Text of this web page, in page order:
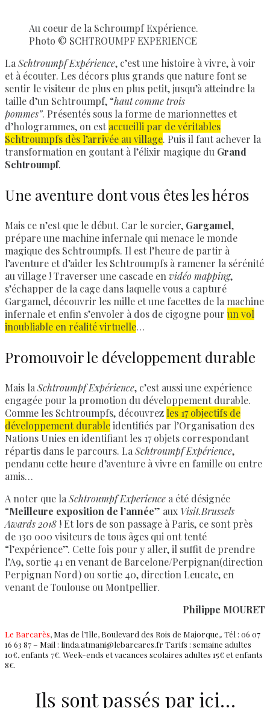
Au coeur de la Schroumpf Expérience.
Photo © SCHTROUMPF EXPERIENCE
La Schtroumpf Expérience, c’est une histoire à vivre, à voir
et à écouter. Les décors plus grands que nature font se
sentir le visiteur de plus en plus petit, jusqu’à atteindre la
taille d’un Schtroumpf, “haut comme trois
pommes”. Présentés sous la forme de marionnettes et
d’hologrammes, on est accueilli par de véritables
Schtroumpfs dès l’arrivée au village. Puis il faut achever la
transformation en goutant à l’élixir magique du Grand
Schtroumpf.
Une aventure dont vous êtes les héros
Mais ce n’est que le début. Car le sorcier, Gargamel,
prépare une machine infernale qui menace le monde
magique des Schtroumpfs. Il est l’heure de partir à
l’aventure et d’aider les Schtroumpfs à ramener la sérénité
au village ! Traverser une cascade en vidéo mapping,
s’échapper de la cage dans laquelle vous a capturé
Gargamel, découvrir les mille et une facettes de la machine
infernale et enfin s’envoler à dos de cigogne pour un vol
inoubliable en réalité virtuelle…
Promouvoir le développement durable
Mais la Schtroumpf Expérience, c’est aussi une expérience
engagée pour la promotion du développement durable.
Comme les Schtroumpfs, découvrez les 17 objectifs de
développement durableidentifiés par l’Organisation des
Nations Unies en identifiant les 17 objets correspondant
répartis dans le parcours. La Schtroumpf Expérience,
pendanu cette heure d’aventure à vivre en famille ou entre
amis…
A noter que la Schtroumpf Experience a été désignée
“Meilleure exposition de l’année” aux Visit.Brussels
Awards 2018 ! Et lors de son passage à Paris, ce sont près
de 130 000 visiteurs de tous âges qui ont tenté
“l’expérience”. Cette fois pour y aller, il suffit de prendre
l’A9, sortie 41 en venant de Barcelone/Perpignan(direction
Perpignan Nord) ou sortie 40, direction Leucate, en
venant de Toulouse ou Montpellier.
Philippe MOURET
Le Barcarès, Mas de l’Ille, Boulevard des Rois de Majorque,. Tél : 06 07
16 63 87 – Mail : linda.atmani@lebarcares.fr Tarifs : semaine adultes
10€, enfants 7€. Week-ends et vacances scolaires adultes 15€ et enfants
8€.
Ils sont passés par ici…